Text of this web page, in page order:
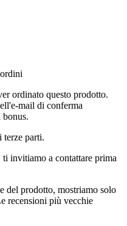
ordinato questo prodotto.
mail di conferma
bonus.
terze parti.
invitiamo a contattare prima
del prodotto, mostriamo solo
recensioni più vecchie